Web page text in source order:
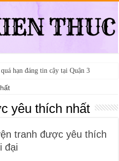
hạn đáng tin cậy tại Quận 3
yêu thích nhất
tranh được yêu thích
đại